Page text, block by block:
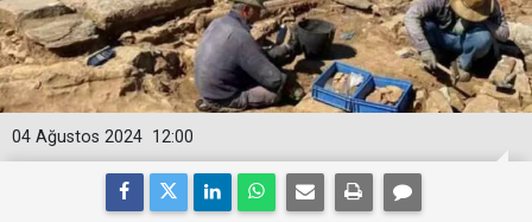
12:00
04 Ağustos 2024